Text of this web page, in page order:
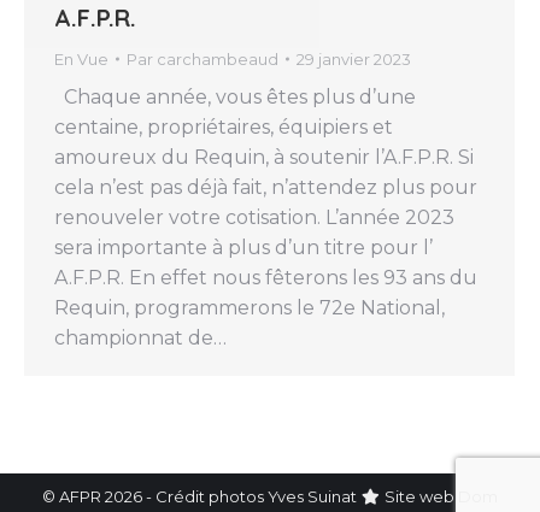
A.F.P.R.
En Vue Par carchambeaud 29 janvier 2023
Chaque année, vous êtes plus d’une
centaine, propriétaires, équipiers et
amoureux du Requin, à soutenir l’A.F.P.R. Si
cela n’est pas déjà fait, n’attendez plus pour
renouveler votre cotisation. L’année 2023
sera importante à plus d’un titre pour l’
A.F.P.R. En effet nous fêterons les 93 ans du
Requin, programmerons le 72e National,
championnat de…
© AFPR 2026 - Crédit photos Yves Suinat Site web